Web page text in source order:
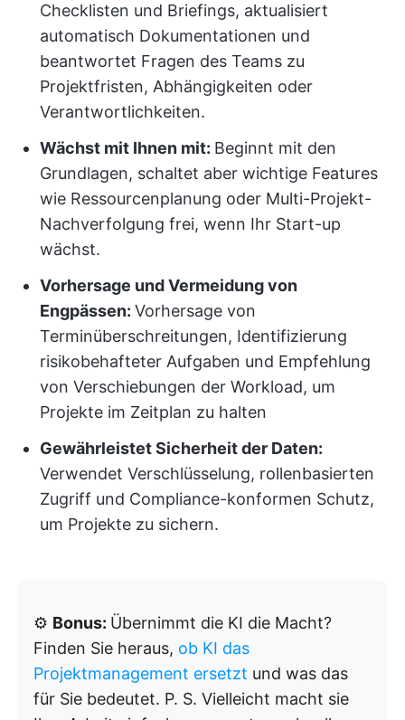
Checklisten und Briefings, aktualisiert
automatisch Dokumentationen und
beantwortet Fragen des Teams zu
Projektfristen, Abhängigkeiten oder
Verantwortlichkeiten.
Wächst mit Ihnen mit: Beginnt mit den
Grundlagen, schaltet aber wichtige Features
wie Ressourcenplanung oder Multi-Projekt-
Nachverfolgung frei, wenn Ihr Start-up
wächst.
Vorhersage und Vermeidung von
Engpässen: Vorhersage von
Terminüberschreitungen, Identifizierung
risikobehafteter Aufgaben und Empfehlung
von Verschiebungen der Workload, um
Projekte im Zeitplan zu halten
Gewährleistet Sicherheit der Daten:
Verwendet Verschlüsselung, rollenbasierten
Zugriff und Compliance-konformen Schutz,
um Projekte zu sichern.
⚙️ Bonus: Übernimmt die KI die Macht?
Finden Sie heraus, ob KI das
Projektmanagement ersetzt und was das
für Sie bedeutet. P. S. Vielleicht macht sie